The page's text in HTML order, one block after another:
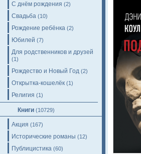
С днём рождения (2)
Свадьба (10)
Рождение ребёнка (2)
Юбилей (7)
Для родственников и друзей
(1)
Рождество и Новый Год (2)
Открытка-кошелёк (1)
Религия (1)
Книги (10729)
Акция (167)
Исторические романы (12)
Публицистика (60)